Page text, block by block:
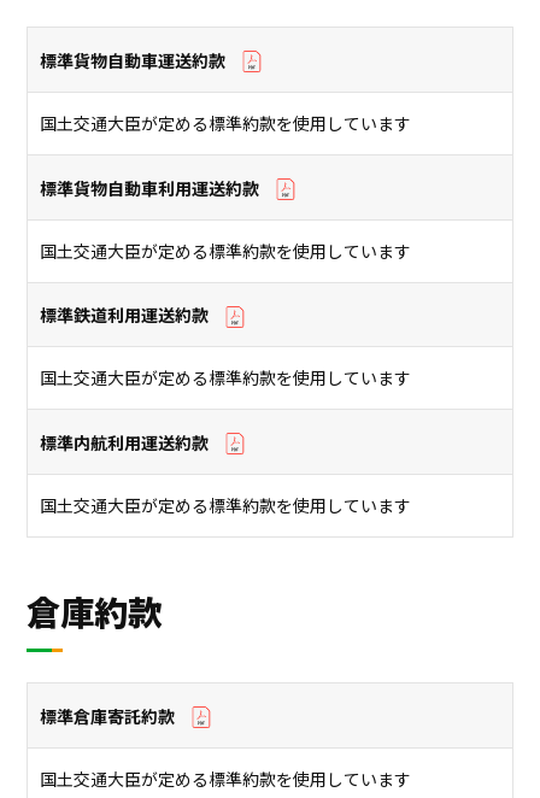
標準貨物自動車運送約款
国⼟交通⼤⾂が定める標準約款を使⽤しています
標準貨物自動車利用運送約款
国⼟交通⼤⾂が定める標準約款を使⽤しています
標準鉄道利用運送約款
国⼟交通⼤⾂が定める標準約款を使⽤しています
標準内航利用運送約款
国⼟交通⼤⾂が定める標準約款を使⽤しています
倉庫約款
標準倉庫寄託約款
国⼟交通⼤⾂が定める標準約款を使⽤しています